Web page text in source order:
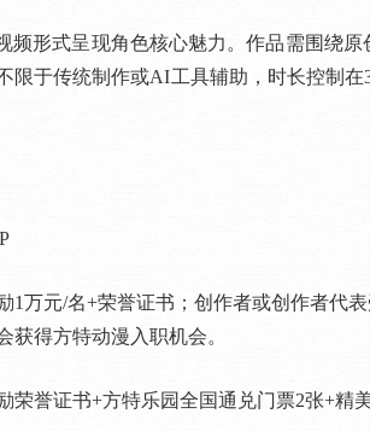
式呈现角色核心魅力。作品需围绕原
限于传统制作或AI工具辅助，时长控制
元/名+荣誉证书；创作者或创作者代
获得方特动漫入职机会。
誉证书+方特乐园全国通兑门票2张+精美